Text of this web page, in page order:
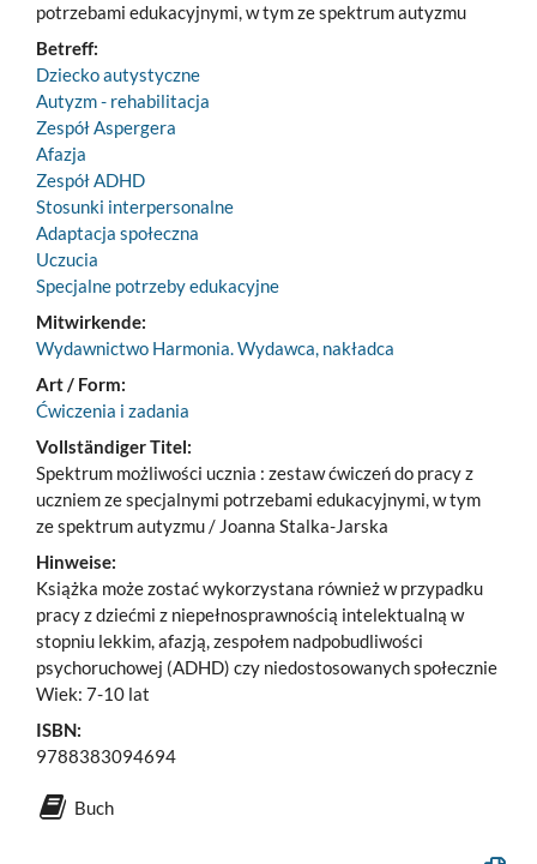
potrzebami edukacyjnymi, w tym ze spektrum autyzmu
Betreff:
Dziecko autystyczne
Autyzm - rehabilitacja
Zespół Aspergera
Afazja
Zespół ADHD
Stosunki interpersonalne
Adaptacja społeczna
Uczucia
Specjalne potrzeby edukacyjne
Mitwirkende:
Wydawnictwo Harmonia. Wydawca, nakładca
Art / Form:
Ćwiczenia i zadania
Vollständiger Titel:
Spektrum możliwości ucznia : zestaw ćwiczeń do pracy z
uczniem ze specjalnymi potrzebami edukacyjnymi, w tym
ze spektrum autyzmu / Joanna Stalka-Jarska
Hinweise:
Książka może zostać wykorzystana również w przypadku
pracy z dziećmi z niepełnosprawnością intelektualną w
stopniu lekkim, afazją, zespołem nadpobudliwości
psychoruchowej (ADHD) czy niedostosowanych społecznie
Wiek: 7-10 lat
ISBN:
9788383094694
Buch